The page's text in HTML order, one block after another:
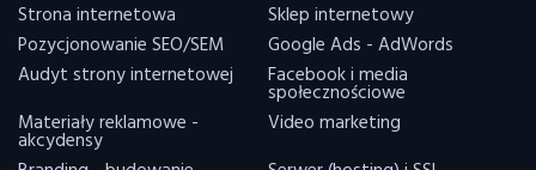
Strona internetowa
Sklep internetowy
Pozycjonowanie SEO/SEM
Google Ads - AdWords
Audyt strony internetowej
Facebook i media
społecznościowe
Materiały reklamowe -
akcydensy
Video marketing